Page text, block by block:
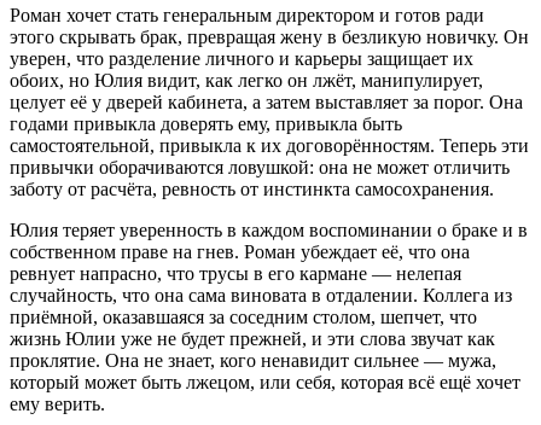
Роман хочет стать генеральным директором и готов ради
этого скрывать брак, превращая жену в безликую новичку. Он
уверен, что разделение личного и карьеры защищает их
обоих, но Юлия видит, как легко он лжёт, манипулирует,
целует её у дверей кабинета, а затем выставляет за порог. Она
годами привыкла доверять ему, привыкла быть
самостоятельной, привыкла к их договорённостям. Теперь эти
привычки оборачиваются ловушкой: она не может отличить
заботу от расчёта, ревность от инстинкта самосохранения.
Юлия теряет уверенность в каждом воспоминании о браке и в
собственном праве на гнев. Роман убеждает её, что она
ревнует напрасно, что трусы в его кармане — нелепая
случайность, что она сама виновата в отдалении. Коллега из
приёмной, оказавшаяся за соседним столом, шепчет, что
жизнь Юлии уже не будет прежней, и эти слова звучат как
проклятие. Она не знает, кого ненавидит сильнее — мужа,
который может быть лжецом, или себя, которая всё ещё хочет
ему верить.